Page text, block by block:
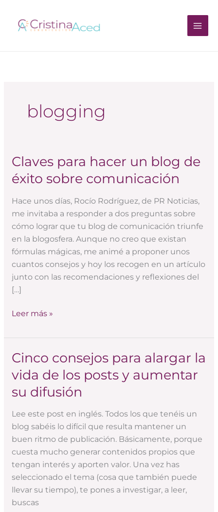
contenido
blogging
Claves para hacer un blog de
éxito sobre comunicación
Hace unos días, Rocío Rodríguez, de PR Noticias,
me invitaba a responder a dos preguntas sobre
cómo lograr que tu blog de comunicación triunfe
en la blogosfera. Aunque no creo que existan
fórmulas mágicas, me animé a proponer unos
cuantos consejos y hoy los recogen en un artículo
junto con las recomendaciones y reflexiones del
[…]
Claves
para
hacer
un
blog
de
éxito
sobre
comunicación
Leer más »
Cinco consejos para alargar la
vida de los posts y aumentar
su difusión
Lee este post en inglés. Todos los que tenéis un
blog sabéis lo difícil que resulta mantener un
buen ritmo de publicación. Básicamente, porque
cuesta mucho generar contenidos propios que
tengan interés y aporten valor. Una vez has
seleccionado el tema (cosa que también puede
llevar su tiempo), te pones a investigar, a leer,
buscas
Cinco
consejos
para
alargar
vida
de
los
posts
y
aumentar
su
difusión